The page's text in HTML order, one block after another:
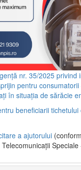
nr. 35/2025 privind
pentru
în situația de sărăcie
beneficiarii
a ajutorului